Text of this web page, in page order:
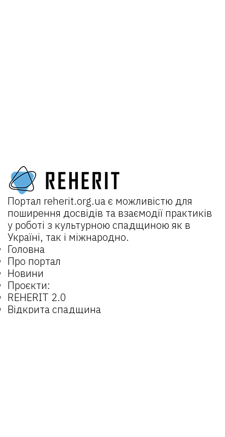
Портал reherit.org.uaє можливістю для
поширення досвідів та взаємодії практиків
у роботі з культурною спадщиною як в
Україні, так і міжнародно.
Головна
Про портал
Новини
Проєкти:
REHERIT 2.0
Відкрита спадщина